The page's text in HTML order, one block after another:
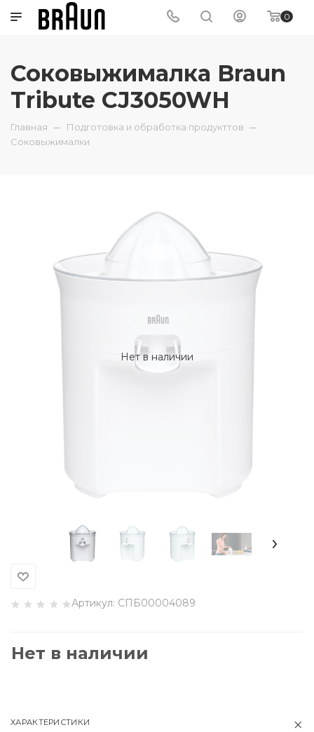
0
Соковыжималка Braun
Tribute CJ3050WH
Главная
Подготовка и обработка продукттов
Соковыжималки
Нет в наличии
Артикул: СПБ00004089
Нет в наличии
ХАРАКТЕРИСТИКИ